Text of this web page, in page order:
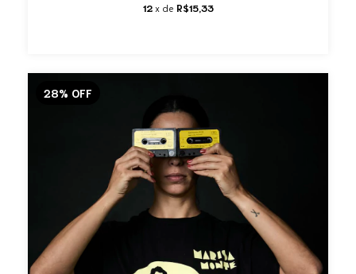
12 x de R$15,33
28% OFF